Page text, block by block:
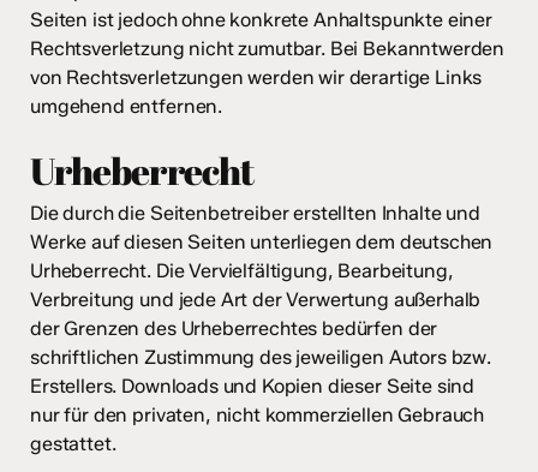
Seiten ist jedoch ohne konkrete Anhaltspunkte einer
Rechtsverletzung nicht zumutbar. Bei Bekanntwerden
von Rechtsverletzungen werden wir derartige Links
umgehend entfernen.
Urheberrecht
Die durch die Seitenbetreiber erstellten Inhalte und
Werke auf diesen Seiten unterliegen dem deutschen
Urheberrecht. Die Vervielfältigung, Bearbeitung,
Verbreitung und jede Art der Verwertung außerhalb
der Grenzen des Urheberrechtes bedürfen der
schriftlichen Zustimmung des jeweiligen Autors bzw.
Erstellers. Downloads und Kopien dieser Seite sind
nur für den privaten, nicht kommerziellen Gebrauch
gestattet.